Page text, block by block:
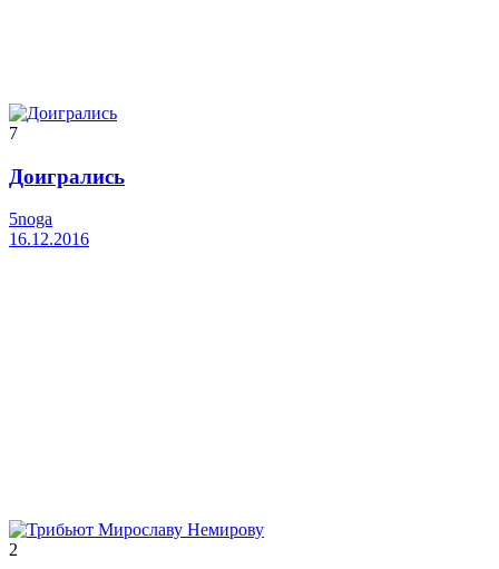
7
Доигрались
5noga
16.12.2016
2